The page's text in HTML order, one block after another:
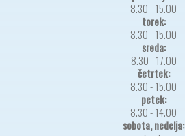
8.30 - 15.00
torek:
8.30 - 15.00
sreda:
8.30 - 17.00
četrtek:
8.30 - 15.00
petek:
8.30 - 14.00
sobota, nedelja: